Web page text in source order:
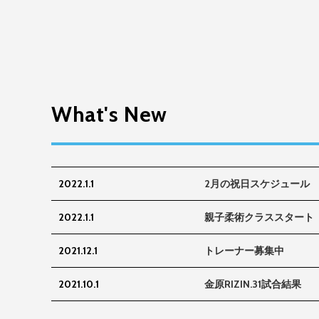
What's New
2022.1.1 2月の祝日スケジュール
2022.1.1 親子柔術クラススタート
2021.12.1 トレーナー募集中
2021.10.1 金原RIZIN.31試合結果